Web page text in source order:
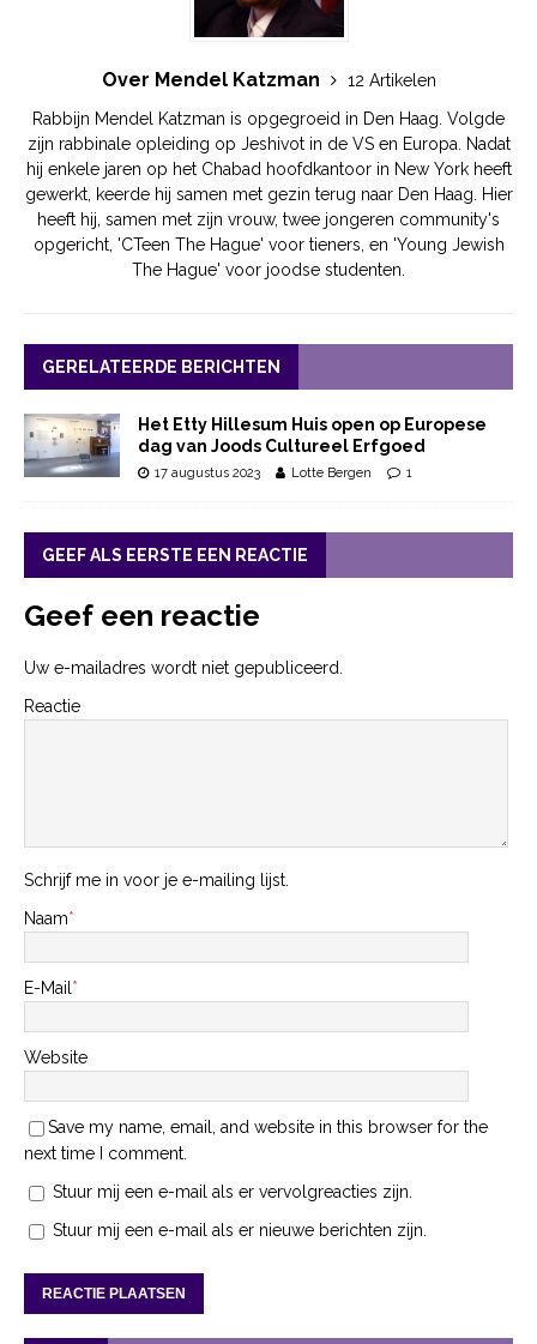
Over Mendel Katzman
12 Artikelen
Rabbijn Mendel Katzman is opgegroeid in Den Haag. Volgde
zijn rabbinale opleiding op Jeshivot in de VS en Europa. Nadat
hij enkele jaren op het Chabad hoofdkantoor in New York heeft
gewerkt, keerde hij samen met gezin terug naar Den Haag. Hier
heeft hij, samen met zijn vrouw, twee jongeren community's
opgericht, 'CTeen The Hague' voor tieners, en 'Young Jewish
The Hague' voor joodse studenten.
GERELATEERDE BERICHTEN
Het Etty Hillesum Huis open op Europese
dag van Joods Cultureel Erfgoed
17 augustus 2023 Lotte Bergen 1
GEEF ALS EERSTE EEN REACTIE
Geef een reactie
Uw e-mailadres wordt niet gepubliceerd.
Reactie
Schrijf me in voor je e-mailing lijst.
Naam*
E-Mail*
Website
Save my name, email, and website in this browser for the
next time I comment.
Stuur mij een e-mail als er vervolgreacties zijn.
Stuur mij een e-mail als er nieuwe berichten zijn.